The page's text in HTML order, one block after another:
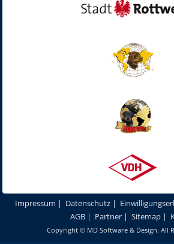
Impressum | Datenschutz |
AGB| Partner| Sitemap|
Copyright © MD Software & Design. All